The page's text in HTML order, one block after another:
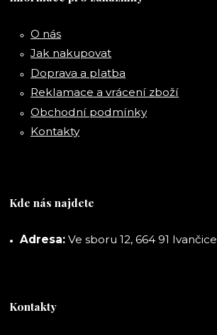
O nás
Jak nakupovat
Doprava a platba
Reklamace a vrácení zboží
Obchodní podmínky
Kontakty
Kde nás najdete
Adresa: Ve sboru 12, 664 91 Ivančice
Kontakty